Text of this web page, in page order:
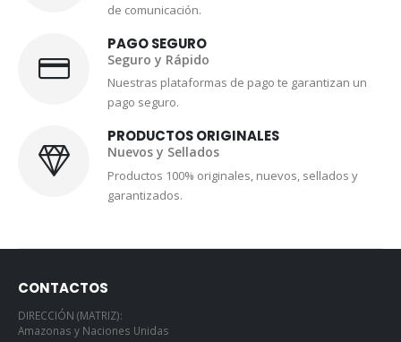
de comunicación.
PAGO SEGURO
Seguro y Rápido
Nuestras plataformas de pago te garantizan un
pago seguro.
PRODUCTOS ORIGINALES
Nuevos y Sellados
Productos 100% originales, nuevos, sellados y
garantizados.
CONTACTOS
DIRECCIÓN (MATRIZ):
Amazonas y Naciones Unidas